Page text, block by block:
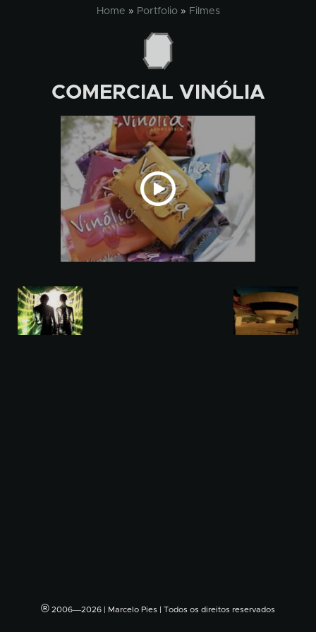
Home » Portfolio» Filmes
COMERCIAL VINÓLIA
® 2006―2026 | Marcelo Pies | Todos os direitos reservados